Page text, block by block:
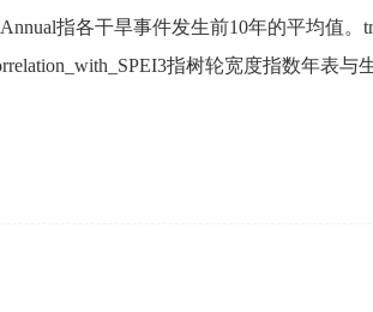
Annual指各干旱事件发生前10年的平均值。
指树轮宽度指数年表与